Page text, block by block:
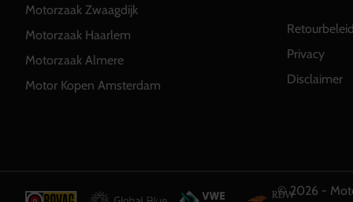
Motorzaak Zwaagdijk
Motorzaak Haarlem
Motorzaak Almere
Motor Kopen Amsterdam
Retourbeleid
Privacy
Disclaimer
© 2026 -